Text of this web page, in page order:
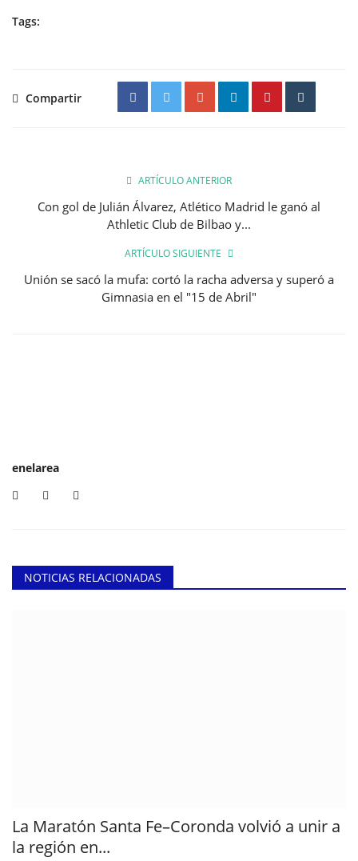
Tags:
Compartir
ARTÍCULO ANTERIOR
Con gol de Julián Álvarez, Atlético Madrid le ganó al
Athletic Club de Bilbao y...
ARTÍCULO SIGUIENTE
Unión se sacó la mufa: cortó la racha adversa y superó a
Gimnasia en el "15 de Abril"
enelarea
NOTICIAS RELACIONADAS
La Maratón Santa Fe–Coronda volvió a unir a
la región en...